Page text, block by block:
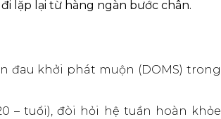
lặp lại từ hàng ngàn bước chân.
đau khởi phát muộn (DOMS) trong
– tuổi), đòi hỏi hệ tuần hoàn khỏe